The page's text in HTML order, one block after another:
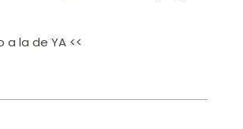
a la de YA <<